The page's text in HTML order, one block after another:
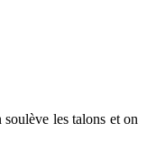
les talons et on